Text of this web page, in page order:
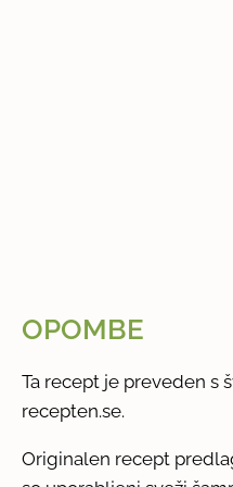
OPOMBE
Ta recept je preveden s
recepten.se.
Originalen recept